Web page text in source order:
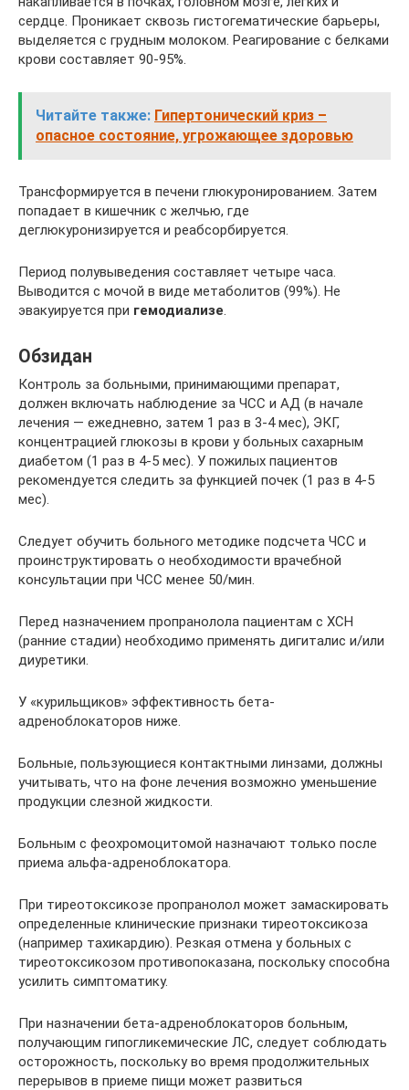
сердце. Проникает сквозь гистогематические барьеры,
выделяется с грудным молоком. Реагирование с белками
крови составляет 90-95%.
Читайте также: Гипертонический криз –
опасное состояние, угрожающее здоровью
Трансформируется в печени глюкуронированием. Затем
попадает в кишечник с желчью, где
деглюкуронизируется и реабсорбируется.
Период полувыведения составляет четыре часа.
Выводится с мочой в виде метаболитов (99%). Не
эвакуируется при гемодиализе
Обзидан
Контроль за больными, принимающими препарат,
должен включать наблюдение за ЧСС и АД (в начале
лечения — ежедневно, затем 1 раз в 3-4 мес), ЭКГ,
концентрацией глюкозы в крови у больных сахарным
диабетом (1 раз в 4-5 мес). У пожилых пациентов
рекомендуется следить за функцией почек (1 раз в 4-5
мес).
Следует обучить больного методике подсчета ЧСС и
проинструктировать о необходимости врачебной
консультации при ЧСС менее 50/мин.
Перед назначением пропранолола пациентам с ХСН
(ранние стадии) необходимо применять дигиталис и/или
диуретики.
У «курильщиков» эффективность бета-
адреноблокаторов ниже.
Больные, пользующиеся контактными линзами, должны
учитывать, что на фоне лечения возможно уменьшение
продукции слезной жидкости.
Больным с феохромоцитомой назначают только после
приема альфа-адреноблокатора.
При тиреотоксикозе пропранолол может замаскировать
определенные клинические признаки тиреотоксикоза
(например тахикардию). Резкая отмена у больных с
тиреотоксикозом противопоказана, поскольку способна
усилить симптоматику.
При назначении бета-адреноблокаторов больным,
получающим гипогликемические ЛС, следует соблюдать
осторожность, поскольку во время продолжительных
перерывов в приеме пищи может развиться